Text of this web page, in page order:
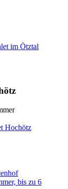
im Ötztal
Hochötz
bis zu 6